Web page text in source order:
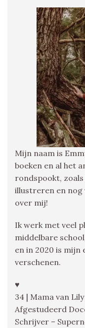
Mijn naam is
boeken en al het
rondspookt,
illustreren en nog
over mij!
Ik werk met veel
middelbare
en in 2020 is mijn
verschenen.
♥
34 | Mama van
Afgestudeerd
Schrijver –